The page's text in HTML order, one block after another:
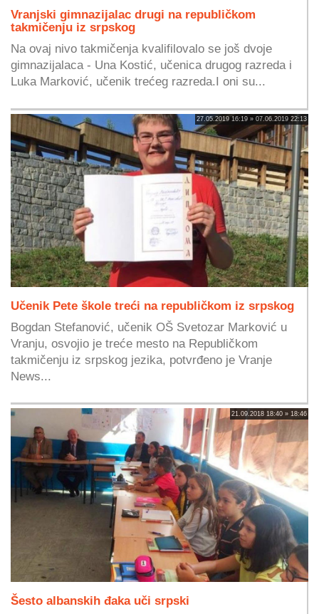
Vranjski gimnazijalac drugi na republičkom
takmičenju iz srpskog
Na ovaj nivo takmičenja kvalifilovalo se još dvoje
gimnazijalaca - Una Kostić, učenica drugog razreda i
Luka Marković, učenik trećeg razreda.I oni su...
27.05.2019 16:19 » 07.06.2019 22:13
Učenik Pete škole treći na republičkom iz srpskog
Bogdan Stefanović, učenik OŠ Svetozar Marković u
Vranju, osvojio je treće mesto na Republičkom
takmičenju iz srpskog jezika, potvrđeno je Vranje
News...
21.09.2018 18:40 » 18:46
Šesto albanskih đaka uči srpski